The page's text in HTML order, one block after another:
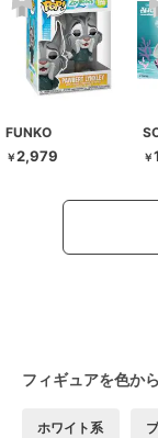
FUNKO
￥2,979 ￥
フィギュアを色か
ホワイト系